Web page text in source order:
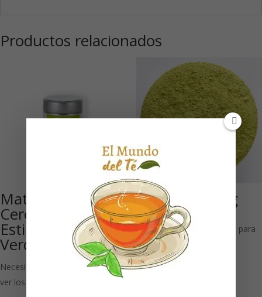
Productos relacionados
Matcha China
Ceremonia 40 g
Estilo Japonés: Té
Verde
Necesitas estar registrado para
ver los precios
China Cooking
Matcha (Bio)
Necesitas estar registrado para
ver los precios